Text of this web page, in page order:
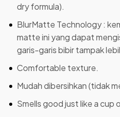
dry formula).
BlurMatte Technology :
matte ini yang dapat
garis-garis bibir tampak
Comfortable texture.
Mudah dibersihkan (tidak
Smells good just like a cup